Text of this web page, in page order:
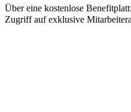
Über eine kostenlose
Zugriff auf exklusive